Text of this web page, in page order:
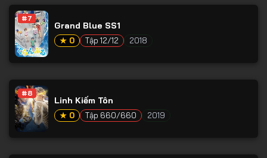
#7
Grand Blue SS1
★ 0 Tập 12/12 2018
#8
Linh Kiếm Tôn
★ 0 Tập 660/660 2019